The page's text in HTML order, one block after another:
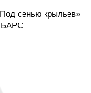
сенью крыльев»
БАРС